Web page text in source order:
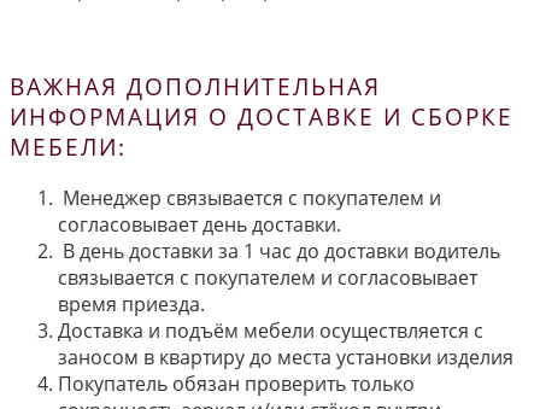
ВАЖНАЯ ДОПОЛНИТЕЛЬНАЯ
ИНФОРМАЦИЯ О ДОСТАВКЕ И СБОРКЕ
МЕБЕЛИ:
Менеджер связывается с покупателем и
согласовывает день доставки.
В день доставки за 1 час до доставки водитель
связывается с покупателем и согласовывает
время приезда.
Доставка и подъём мебели осуществляется с
заносом в квартиру до места установки изделия
Покупатель обязан проверить только